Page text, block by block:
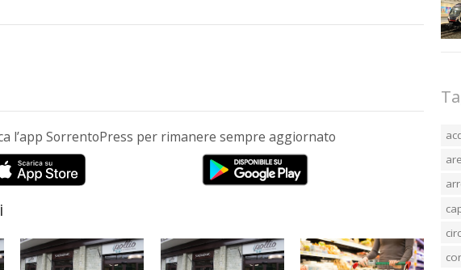
l’app SorrentoPress per rimanere sempre aggiornato